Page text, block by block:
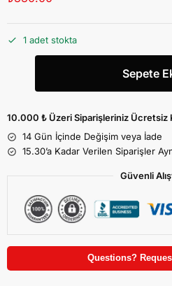
1 adet stokta
Sepete
10.000 ₺ Üzeri Siparişleriniz Ücretsiz
14 Gün İçinde Değişim veya İade
15.30’a Kadar Verilen Siparişler
Güvenli
Questions?